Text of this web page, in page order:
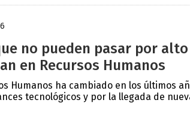
no pueden pasar por alto
en Recursos Humanos
Humanos ha cambiado en los últimos
tecnológicos y por la llegada de